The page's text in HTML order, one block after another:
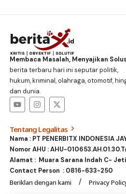
Membaca Masalah, Menyajikan
berita terbaru hari ini seputar politik,
hukum, kriminal, olahraga, otomotif,
dan dunia.
Tentang Legalitas
Nama : PT PENERBITX INDONESIA
Nomor AHU : AHU-
Alamat : Muara Sarana Indah C-
Contact Person : 0816-633-250
Beriklan dengan kami Privacy